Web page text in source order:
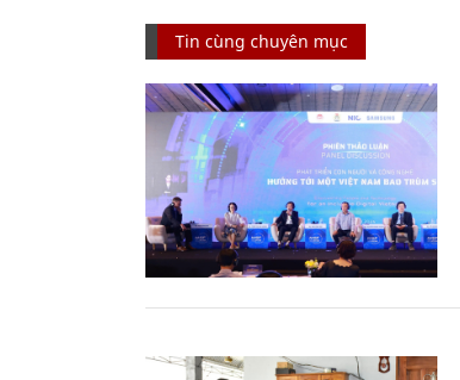
Tin cùng chuyên mục